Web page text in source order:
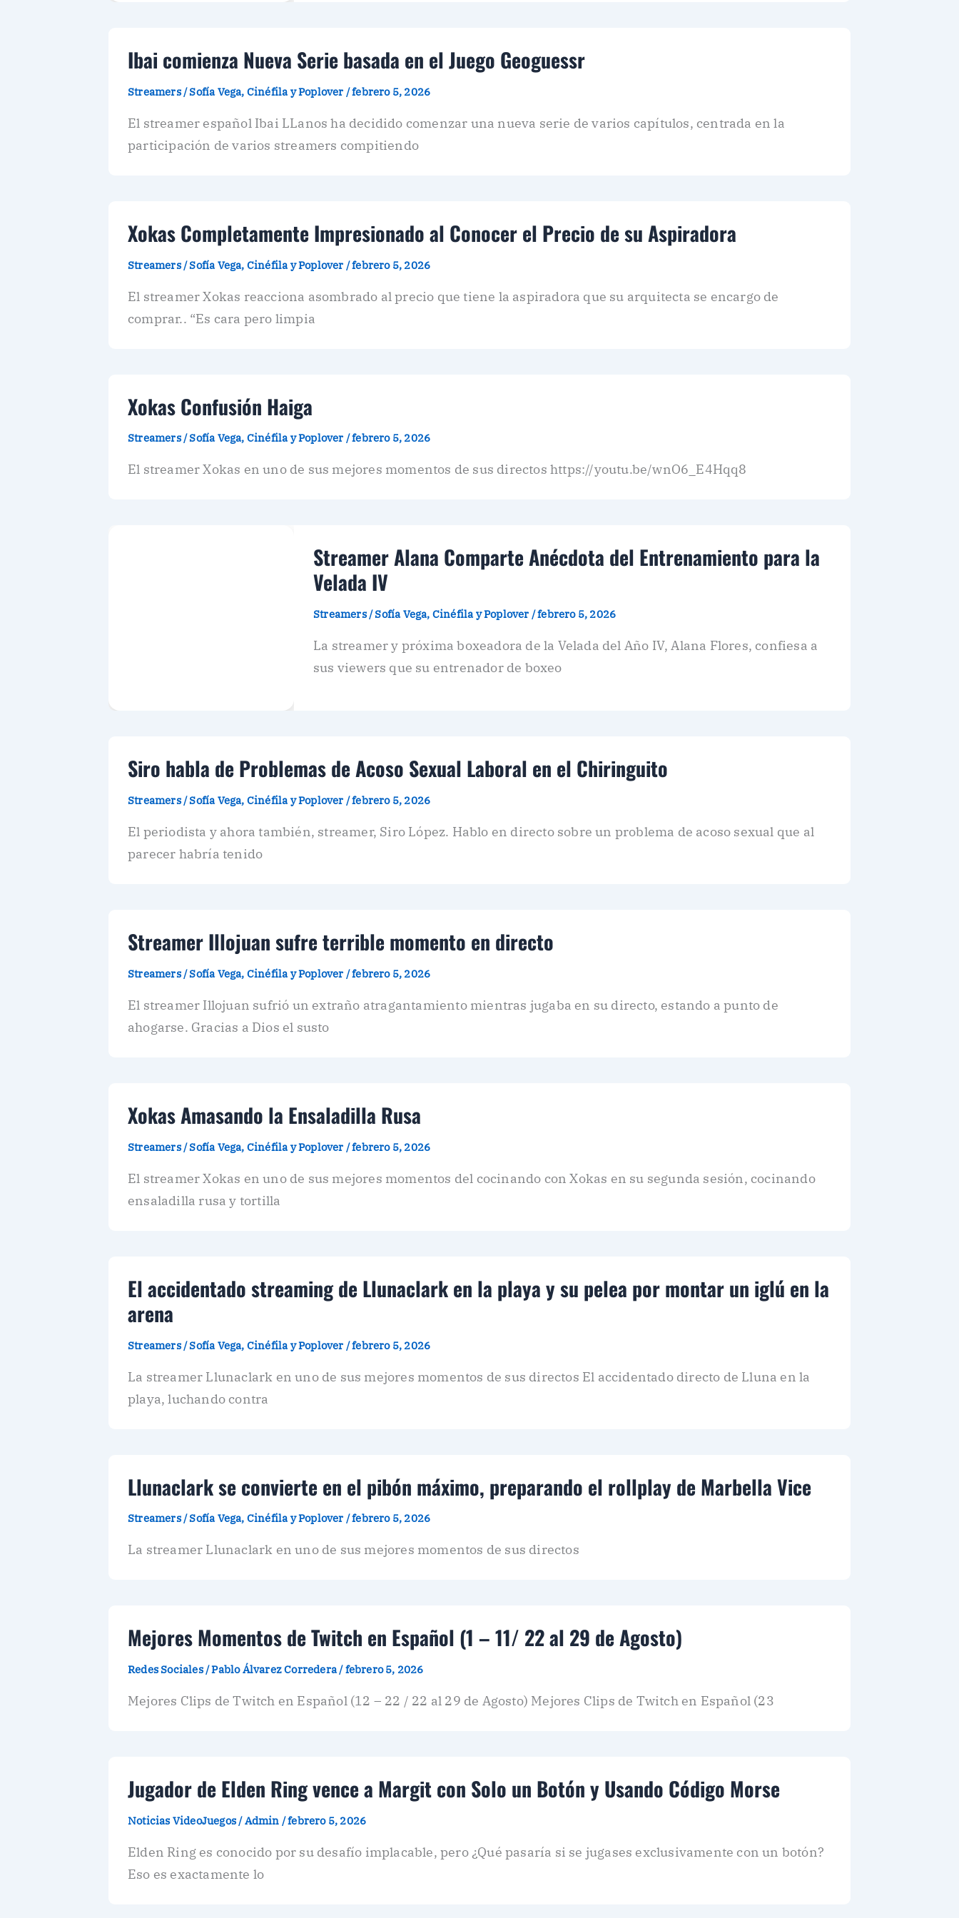
Ibai comienza Nueva Serie basada en el Juego Geoguessr
Streamers/Sofía Vega, Cinéfila y Poplover /febrero 5, 2026
El streamer español Ibai LLanos ha decidido comenzar una nueva serie de varios capítulos, centrada en la
participación de varios streamers compitiendo
Xokas Completamente Impresionado al Conocer el Precio de su Aspiradora
Streamers/Sofía Vega, Cinéfila y Poplover /febrero 5, 2026
El streamer Xokas reacciona asombrado al precio que tiene la aspiradora que su arquitecta se encargo de
comprar.. “Es cara pero limpia
Xokas Confusión Haiga
Streamers/Sofía Vega, Cinéfila y Poplover /febrero 5, 2026
El streamer Xokas en uno de sus mejores momentos de sus directos https://youtu.be/wnO6_E4Hqq8
Streamer Alana Comparte Anécdota del Entrenamiento para la
Velada IV
Streamers/Sofía Vega, Cinéfila y Poplover /febrero 5, 2026
La streamer y próxima boxeadora de la Velada del Año IV, Alana Flores, confiesa a
sus viewers que su entrenador de boxeo
Siro habla de Problemas de Acoso Sexual Laboral en el Chiringuito
Streamers/Sofía Vega, Cinéfila y Poplover /febrero 5, 2026
El periodista y ahora también, streamer, Siro López. Hablo en directo sobre un problema de acoso sexual que al
parecer habría tenido
Streamer Illojuan sufre terrible momento en directo
Streamers/Sofía Vega, Cinéfila y Poplover /febrero 5, 2026
El streamer Illojuan sufrió un extraño atragantamiento mientras jugaba en su directo, estando a punto de
ahogarse. Gracias a Dios el susto
Xokas Amasando la Ensaladilla Rusa
Streamers/Sofía Vega, Cinéfila y Poplover /febrero 5, 2026
El streamer Xokas en uno de sus mejores momentos del cocinando con Xokas en su segunda sesión, cocinando
ensaladilla rusa y tortilla
El accidentado streaming de Llunaclark en la playa y su pelea por montar un iglú en la
arena
Streamers/Sofía Vega, Cinéfila y Poplover /febrero 5, 2026
La streamer Llunaclark en uno de sus mejores momentos de sus directos El accidentado directo de Lluna en la
playa, luchando contra
Llunaclark se convierte en el pibón máximo, preparando el rollplay de Marbella Vice
Streamers/Sofía Vega, Cinéfila y Poplover /febrero 5, 2026
La streamer Llunaclark en uno de sus mejores momentos de sus directos
Mejores Momentos de Twitch en Español (1 – 11/ 22 al 29 de Agosto)
Redes Sociales/Pablo Álvarez Corredera/febrero 5, 2026
Mejores Clips de Twitch en Español (12 – 22 / 22 al 29 de Agosto) Mejores Clips de Twitch en Español (23
Jugador de Elden Ring vence a Margit con Solo un Botón y Usando Código Morse
Noticias VideoJuegos/Admin /febrero 5, 2026
Elden Ring es conocido por su desafío implacable, pero ¿Qué pasaría si se jugases exclusivamente con un botón?
Eso es exactamente lo